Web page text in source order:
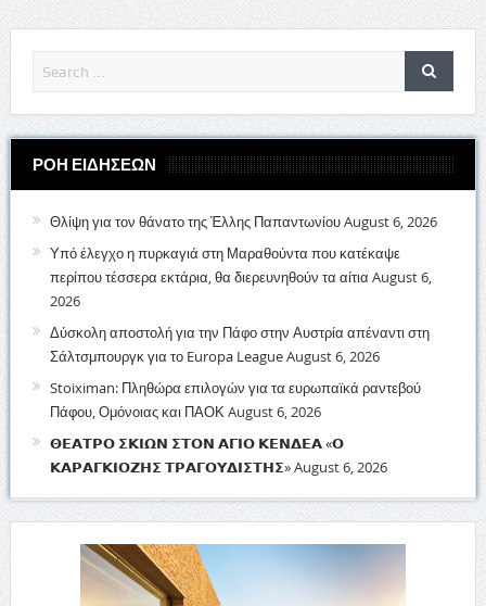
ΡΟΗ ΕΙΔΗΣΕΩΝ
Θλίψη για τον θάνατο της Έλλης ΠαπαντωνίουAugust 6, 2026
Υπό έλεγχο η πυρκαγιά στη Μαραθούντα που κατέκαψε
περίπου τέσσερα εκτάρια, θα διερευνηθούν τα αίτια August 6,
2026
Δύσκολη αποστολή για την Πάφο στην Αυστρία απέναντι στη
Σάλτσμπουργκ για το Europa LeagueAugust 6, 2026
Stoiximan: Πληθώρα επιλογών για τα ευρωπαϊκά ραντεβού
Πάφου, Ομόνοιας και ΠΑΟΚAugust 6, 2026
𝝝𝝚𝝖𝝩𝝦𝝤 𝝨𝝟𝝞𝝮𝝢 𝝨𝝩𝝤𝝢 𝝖𝝘𝝞𝝤 𝝟𝝚𝝢𝝙𝝚𝝖 «𝝤
𝝟𝝖𝝦𝝖𝝘𝝟𝝞𝝤𝝛𝝜𝝨 𝝩𝝦𝝖𝝘𝝤𝝪𝝙𝝞𝝨𝝩𝝜𝝨»August 6, 2026